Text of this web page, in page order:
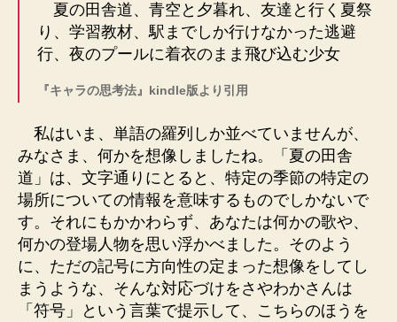
夏の田舎道、青空と夕暮れ、友達と行く夏祭
り、学習教材、駅までしか行けなかった逃避
行、夜のプールに着衣のまま飛び込む少女
『キャラの思考法』kindle版より引用
私はいま、単語の羅列しか並べていませんが、
みなさま、何かを想像しましたね。「夏の田舎
道」は、文字通りにとると、特定の季節の特定の
場所についての情報を意味するものでしかないで
す。それにもかかわらず、あなたは何かの歌や、
何かの登場人物を思い浮かべました。そのよう
に、ただの記号に方向性の定まった想像をしてし
まうような、そんな対応づけをさやわかさんは
「符号」という言葉で提示して、こちらのほうを